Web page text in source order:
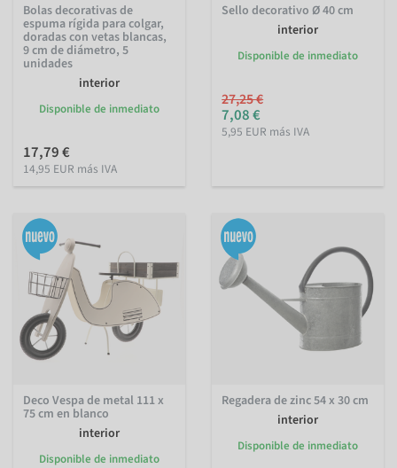
Bolas decorativas de
espuma rígida para colgar,
doradas con vetas blancas,
9 cm de diámetro, 5
unidades
interior
Disponible de inmediato
17,79 €
14,95 EUR más IVA
Sello decorativo Ø 40 cm
interior
Disponible de inmediato
27,25 €
7,08 €
5,95 EUR más IVA
Deco Vespa de metal 111 x
75 cm en blanco
interior
Disponible de inmediato
Regadera de zinc 54 x 30 cm
interior
Disponible de inmediato